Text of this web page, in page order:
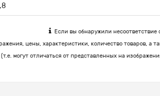
Если вы обнаружили
цены, характеристики, количество товаров, а
(т.е. могут отличаться от представленных на